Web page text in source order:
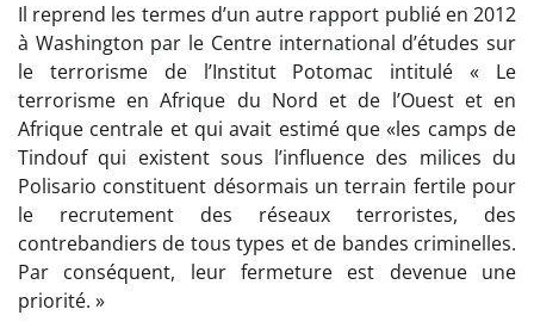
Il reprend les termes d’un autre rapport publié en 2012
à Washington par le Centre international d’études sur
le terrorisme de l’Institut Potomac intitulé « Le
terrorisme en Afrique du Nord et de l’Ouest et en
Afrique centrale et qui avait estimé que «les camps de
Tindouf qui existent sous l’influence des milices du
Polisario constituent désormais un terrain fertile pour
le recrutement des réseaux terroristes, des
contrebandiers de tous types et de bandes criminelles.
Par conséquent, leur fermeture est devenue une
priorité. »